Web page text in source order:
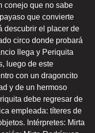
conejo que no sabe
que convierte
descubrir el placer de
circo donde probará
llega y Periquita
luego de este
con un dragoncito
y de un hermoso
debe regresar de
empleada: títeres de
Intérpretes: Mirta